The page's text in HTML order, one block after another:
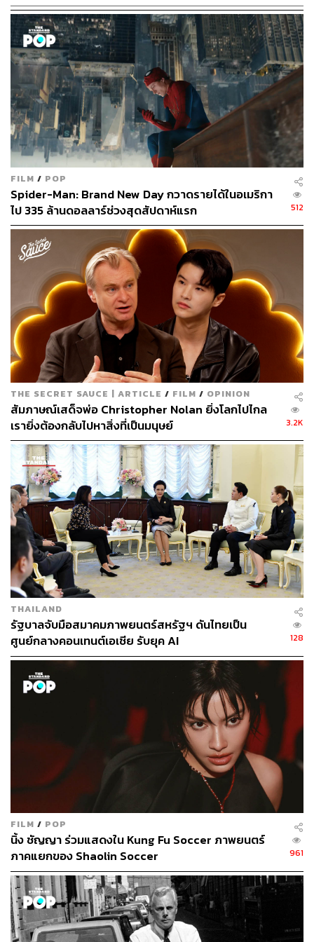
กับโรคทางจิตเวช หมายถึงบุคคลที่ป่วยเป็นโรคหลงผิด
(Delusional Disorder) มีความคิดและความเชื่อที่ผิดไปจาก
ความเป็นจริง เช่น รู้สึกหวาดระแวงว่าตนเองจะถูกผู้อื่นกลั่น
แกล้ง ฯลฯ และคำว่า Folie à Deuxยังระบุถึงอาการหลงผิดที่
ส่งผลต่อบุคคลอื่นให้มีความเชื่อหรือความหลงผิดร่วมกัน ซึ่ง
สอดคล้องกับคาแร็กเตอร์ของ Joker ที่ตัวตนของเขามักจะส่ง
ผลต่อจิตใจของตัวละครรอบข้าง รวมถึงผู้คนในเมือ
งก็อตแธมที่เชื่อในคำพูดของเขาจนเกิดเหตุจลาจลขึ้นในช่วง
สุดท้ายของภาพยนตร์ภาคแรก
สำหรับภาพยนตร์เรื่อง
ว่าเป็นภาพยนตร์ดราม่าที่ดัดแปลงมาจากคอมิก DC ที่ได้
รับคำชื่นชมจากทั้งนักวิจารณ์และผู้ชมอย่างล้นหลาม โดย
ภาพยนตร์สามารถกวาดรายได้รวมทั่วโลกไปกว่า 1,074 ล้าน
ดอลลาร์สหรัฐ และยังได้รับการเสนอชื่อเข้าชิงรางวัลออสกา
ร์ถึง 12 สาขา รวมถึงสาขาภาพยนตร์ยอดเยี่ยม ซึ่งภาพยนตร์
สามารถคว้าไปได้ 2 รางวัล ได้แก่ นักแสดงนำชายยอดเยี่ยม
(Joaquin Phoenix) และดนตรีประกอบยอดเยี่ยม (Hildur
Guðnadóttir)
อ้างอิง:
https://variety.com/2022/film/news/joker-sequel-todd-
phillips-joaquin-phoenix-folie-a-deux-1235287471/
https://www.rama.mahidol.ac.th/ramachannel/articl
e/%E0%B9%82%E0%B8%A3%E0%B8%84%E0%B
8%88%E0%B8%B4%E0%B8%95%E0%B8%AB%E
0%B8%A5%E0%B8%87%E0%B8%9C%E0%B8%B
4%E0%B8%94-%E0%B8%84%E0%B8%B4%E0%
B8%94%E0%B9%84%E0%B8%9B%E0%B9%80%
E0%B8%AD%E0%B8%87%E0%B9%81%E0%B8%
9A/
https://www.imdb.com/title/tt7286456/
https://www.boxofficemojo.com/release/rl252151297/
TAGS: ภาพยนตร์ Joker Joaquin Phoenix Todd Phillips
ABOUT THE AUTHOR
สุพัฒน์ ศิวะพรพันธ์
Content Creator ผู้หลงใหลในทุกศาสตร์และ
วัฒนธรรมของประเทศญี่ปุ่น
FILM / POP
Spider-Man: Brand New Day กวาดรายได้ในอเมริกา
ไป 335 ล้านดอลลาร์ช่วงสุดสัปดาห์แรก
512
THE SECRET SAUCE | ARTICLE / FILM / OPINION
สัมภาษณ์เสด็จพ่อ Christopher Nolan ยิ่งโลกไปไกล
เรายิ่งต้องกลับไปหาสิ่งที่เป็นมนุษย์
3.2K
THAILAND
รัฐบาลจับมือสมาคมภาพยนตร์สหรัฐฯ ดันไทยเป็น
ศูนย์กลางคอนเทนต์เอเชีย รับยุค AI
128
FILM / POP
นิ้ง ชัญญา ร่วมแสดงใน Kung Fu Soccer ภาพยนตร์
ภาคแยกของ Shaolin Soccer
961